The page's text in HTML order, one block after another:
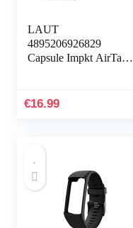
LAUT
4895206926829
Capsule Impkt AirTags
€16.99